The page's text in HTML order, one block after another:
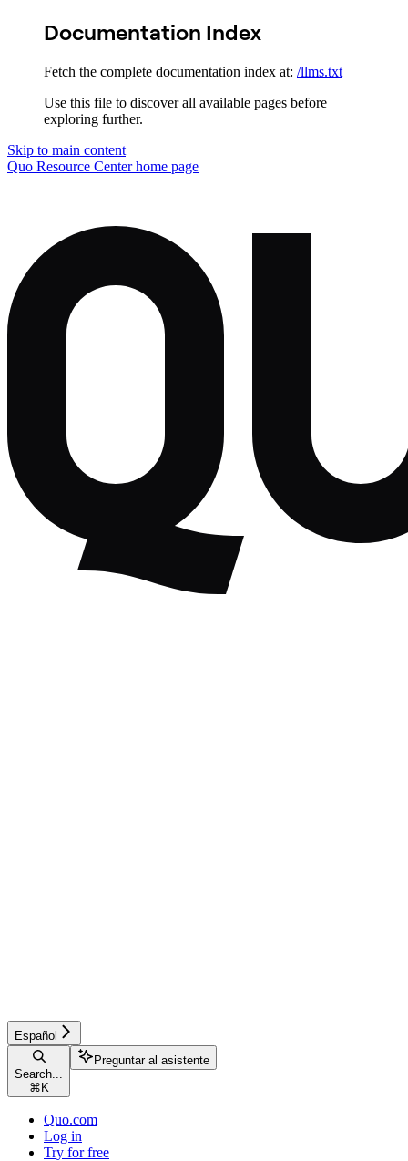
Documentation Index
Fetch the complete documentation index at: /llms.txt
Use this file to discover all available pages before
exploring further.
Skip to main content
Quo Resource Centerhome page
Español
Search...
⌘ K
Preguntar al asistente
Quo.com
Log in
Try for free